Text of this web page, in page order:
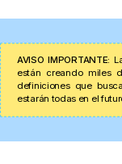
AVISO IMPORTANTE:
están creando miles
definiciones que
estarán todas en el